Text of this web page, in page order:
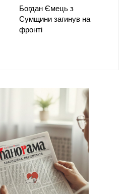
Богдан Ємець з
Сумщини загинув на
фронті